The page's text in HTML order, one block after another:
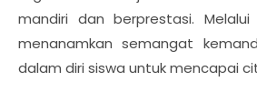
mandiri dan berprestasi. Melalui
menanamkan semangat
dalam diri siswa untuk mencapai